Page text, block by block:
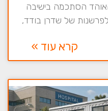
הסתכמה בישיבה
של שדרן בודד,
קרא עוד »